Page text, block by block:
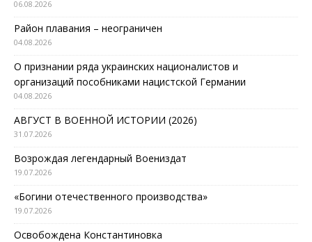
06.08.2026
Район плавания – неограничен
04.08.2026
О признании ряда украинских националистов и
организаций пособниками нацистской Германии
04.08.2026
АВГУСТ В ВОЕННОЙ ИСТОРИИ (2026)
31.07.2026
Возрождая легендарный Воениздат
19.07.2026
«Богини отечественного производства»
19.07.2026
Освобождена Константиновка